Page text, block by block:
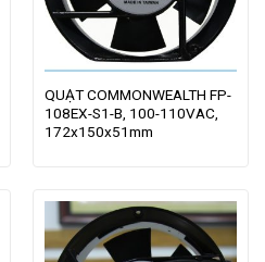
QUẠT COMMONWEALTH FP-
108EX-S1-B, 100-110VAC,
172x150x51mm